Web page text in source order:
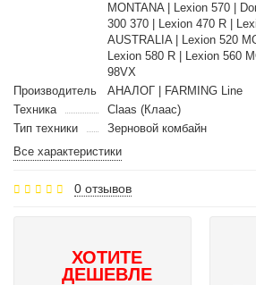
MONTANA | Lexion 570 |
300 370 | Lexion 470 R |
AUSTRALIA | Lexion 520
Lexion 580 R | Lexion 560
98VX
Производитель
АНАЛОГ | FARMING Line
Техника
Claas (Клаас)
Тип техники
Зерновой комбайн
Все характеристики
0 отзывов
ХОТИТЕ
ДЕШЕВЛЕ